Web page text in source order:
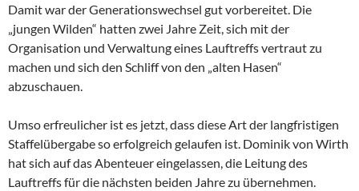
Damit war der Generationswechsel gut vorbereitet. Die
„jungen Wilden“ hatten zwei Jahre Zeit, sich mit der
Organisation und Verwaltung eines Lauftreffs vertraut zu
machen und sich den Schliff von den „alten Hasen“
abzuschauen.
Umso erfreulicher ist es jetzt, dass diese Art der langfristigen
Staffelübergabe so erfolgreich gelaufen ist. Dominik von Wirth
hat sich auf das Abenteuer eingelassen, die Leitung des
Lauftreffs für die nächsten beiden Jahre zu übernehmen.